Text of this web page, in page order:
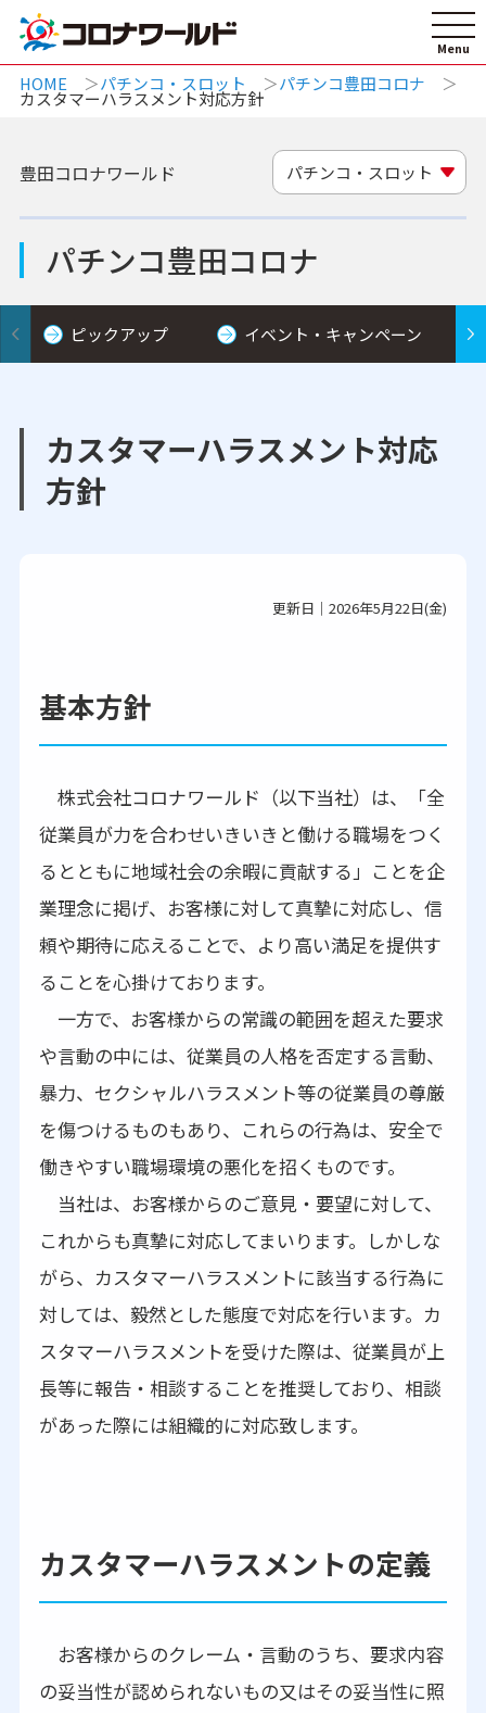
HOME パチンコ・スロット パチンコ豊田コロナ
カスタマーハラスメント対応方針
パチンコ豊田コロナ
豊田コロナワールド パチンコ・スロット
ピックアップ イベント・キャンペーン
カスタマーハラスメント対応
方針
更新日｜2026年5月22日(金)
基本方針
株式会社コロナワールド（以下当社）は、「全
従業員が力を合わせいきいきと働ける職場をつく
るとともに地域社会の余暇に貢献する」ことを企
業理念に掲げ、お客様に対して真摯に対応し、信
頼や期待に応えることで、より高い満足を提供す
ることを心掛けております。
一方で、お客様からの常識の範囲を超えた要求
や言動の中には、従業員の人格を否定する言動、
暴力、セクシャルハラスメント等の従業員の尊厳
を傷つけるものもあり、これらの行為は、安全で
働きやすい職場環境の悪化を招くものです。
当社は、お客様からのご意見・要望に対して、
これからも真摯に対応してまいります。しかしな
がら、カスタマーハラスメントに該当する行為に
対しては、毅然とした態度で対応を行います。カ
スタマーハラスメントを受けた際は、従業員が上
長等に報告・相談することを推奨しており、相談
があった際には組織的に対応致します。
カスタマーハラスメントの定義
お客様からのクレーム・言動のうち、要求内容
の妥当性が認められないもの又はその妥当性に照